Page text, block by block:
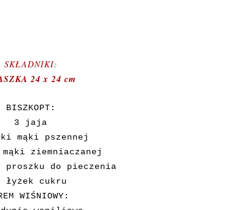
SKŁADNIKI:
24 x 24 cm
BISZKOPT:
3 jaja
mąki pszennej
ziemniaczanej
proszku do pieczenia
łyżek cukru
WIŚNIOWY: